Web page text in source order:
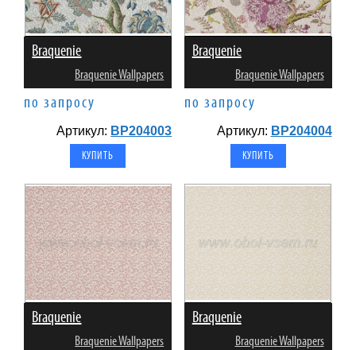
Braquenie
Braquenie Wallpapers
по запросу
Артикул: BP204003
Braquenie
Braquenie Wallpapers
по запросу
Артикул: BP204004
Braquenie
Braquenie Wallpapers
Braquenie
Braquenie Wallpapers